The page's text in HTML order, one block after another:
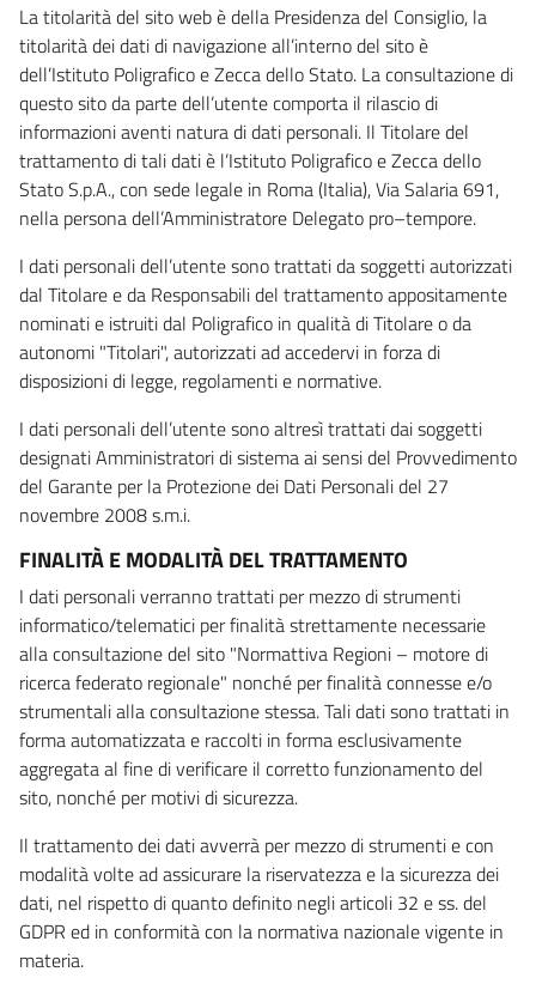
La titolarità del sito web è della Presidenza del Consiglio, la
titolarità dei dati di navigazione all’interno del sito è
dell’Istituto Poligrafico e Zecca dello Stato. La consultazione di
questo sito da parte dell’utente comporta il rilascio di
informazioni aventi natura di dati personali. Il Titolare del
trattamento di tali dati è l’Istituto Poligrafico e Zecca dello
Stato S.p.A., con sede legale in Roma (Italia), Via Salaria 691,
nella persona dell’Amministratore Delegato pro–tempore.
I dati personali dell’utente sono trattati da soggetti autorizzati
dal Titolare e da Responsabili del trattamento appositamente
nominati e istruiti dal Poligrafico in qualità di Titolare o da
autonomi "Titolari", autorizzati ad accedervi in forza di
disposizioni di legge, regolamenti e normative.
I dati personali dell’utente sono altresì trattati dai soggetti
designati Amministratori di sistema ai sensi del Provvedimento
del Garante per la Protezione dei Dati Personali del 27
novembre 2008 s.m.i.
FINALITÀ E MODALITÀ DEL TRATTAMENTO
I dati personali verranno trattati per mezzo di strumenti
informatico/telematici per finalità strettamente necessarie
alla consultazione del sito "Normattiva Regioni – motore di
ricerca federato regionale" nonché per finalità connesse e/o
strumentali alla consultazione stessa. Tali dati sono trattati in
forma automatizzata e raccolti in forma esclusivamente
aggregata al fine di verificare il corretto funzionamento del
sito, nonché per motivi di sicurezza.
Il trattamento dei dati avverrà per mezzo di strumenti e con
modalità volte ad assicurare la riservatezza e la sicurezza dei
dati, nel rispetto di quanto definito negli articoli 32 e ss. del
GDPR ed in conformità con la normativa nazionale vigente in
materia.